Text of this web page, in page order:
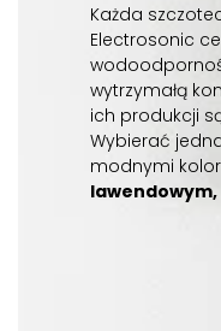
Każda
Electrosonic
wytrzymałą
ich produkcji
Wybierać
modnymi